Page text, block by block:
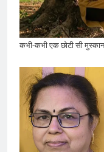
कभी-कभी एक छोटी सी